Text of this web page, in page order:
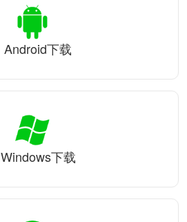
Android下载
Windows下载